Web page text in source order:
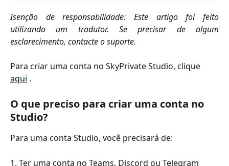
Isenção de responsabilidade: Este artigo foi feito
utilizando um tradutor. Se precisar de algum
esclarecimento, contacte o suporte.
Para criar uma conta no SkyPrivate Studio, clique
aqui .
O que preciso para criar uma conta no
Studio?
Para uma conta Studio, você precisará de:
1. Ter uma conta no Teams, Discord ou Telegram